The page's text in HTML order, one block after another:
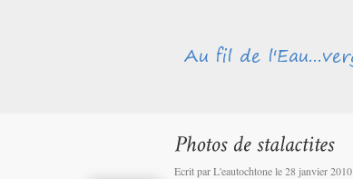
Ecrit par L'eautochtone le 28 janvier 2010